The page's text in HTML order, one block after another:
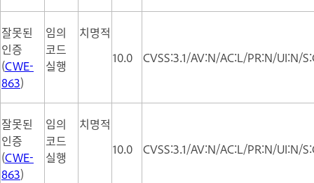
잘못된
인증
(CWE-
863)
임의
코드
실행
치명적
10.0
CVSS:3.1/AV:N/AC:L/PR:N/UI:N/
잘못된
인증
(CWE-
863)
임의
코드
실행
치명적
10.0
CVSS:3.1/AV:N/AC:L/PR:N/UI:N/